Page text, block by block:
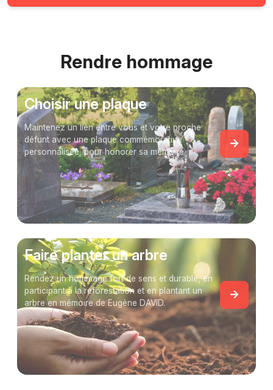
Rendre hommage
Choisir une plaque
Maintenez un lien entre vous et votre proche
défunt avec une plaque commémorative
personnalisée, pour honorer sa mémoire.
Faire planter un arbre
Rendez un hommage fort de sens et durable, en
participant à la reforestation et en plantant un
arbre en mémoire de Eugène DAVID.